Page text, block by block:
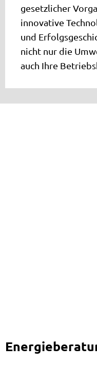
gesetzlicher
innovative
und
nicht nur die
auch Ihre